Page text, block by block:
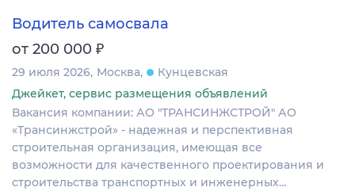
Водитель самосвала
от 200 000 ₽
29 июля 2026 Москва
Кунцевская
Джейкет, сервис размещения объявлений
Вакансия компании: АО "ТРАНСИНЖСТРОЙ" АО
«Трансинжстрой» - надежная и перспективная
строительная организация, имеющая все
возможности для качественного проектирования и
строительства транспортных и инженерных…